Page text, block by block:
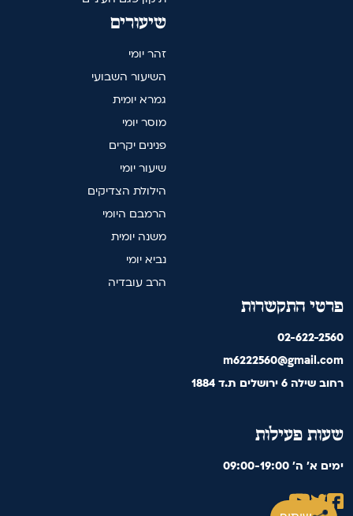
שיעורים
זהר יומי
השיעור השבועי
גמרא יומית
מוסר יומי
פנינים יקרים
שיעור יומי
הילולת הצדיקים
הרמבם היומי
משנה יומית
נביא יומי
הרב עובדיה
פרטי התקשרות
02-622-2560
m6222560@gmail.com
רחוב שילה 6 ירושלים ת.ד 1884
שעות פעילות
09:00-19:00 'ימים א' ה